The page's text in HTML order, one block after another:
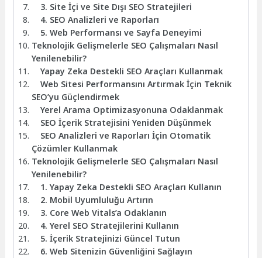
3. Site İçi ve Site Dışı SEO Stratejileri
4. SEO Analizleri ve Raporları
5. Web Performansı ve Sayfa Deneyimi
Teknolojik Gelişmelerle SEO Çalışmaları Nasıl
Yenilenebilir?
Yapay Zeka Destekli SEO Araçları Kullanmak
Web Sitesi Performansını Artırmak İçin Teknik
SEO’yu Güçlendirmek
Yerel Arama Optimizasyonuna Odaklanmak
SEO İçerik Stratejisini Yeniden Düşünmek
SEO Analizleri ve Raporları İçin Otomatik
Çözümler Kullanmak
Teknolojik Gelişmelerle SEO Çalışmaları Nasıl
Yenilenebilir?
1. Yapay Zeka Destekli SEO Araçları Kullanın
2. Mobil Uyumluluğu Artırın
3. Core Web Vitals’a Odaklanın
4. Yerel SEO Stratejilerini Kullanın
5. İçerik Stratejinizi Güncel Tutun
6. Web Sitenizin Güvenliğini Sağlayın